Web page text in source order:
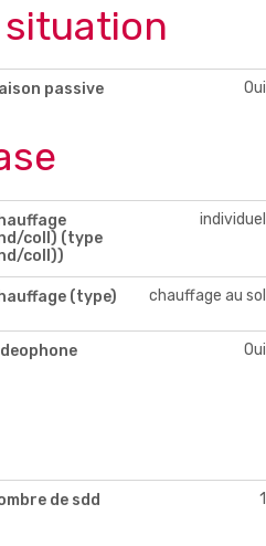
passive Oui
coll) (type
coll))
individuel
(type) chauffage au sol
Oui
de sdd 1